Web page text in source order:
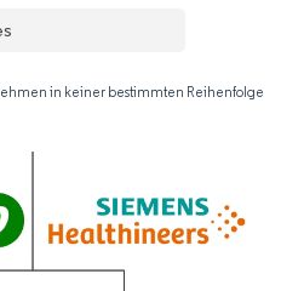
in keiner bestimmten Reihenfolge